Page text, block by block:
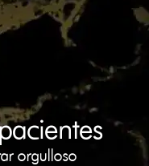
orgulloso